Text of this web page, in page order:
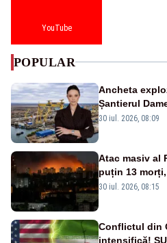
YouTube
POPULAR
Ancheta
Șantierul
scufundă
30 iul. 2026, 08:09
Atac masiv al
puțin 13
ridicat
30 iul. 2026, 08:15
Conflictul din
intensifică!